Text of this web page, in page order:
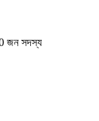
জন সদস্য